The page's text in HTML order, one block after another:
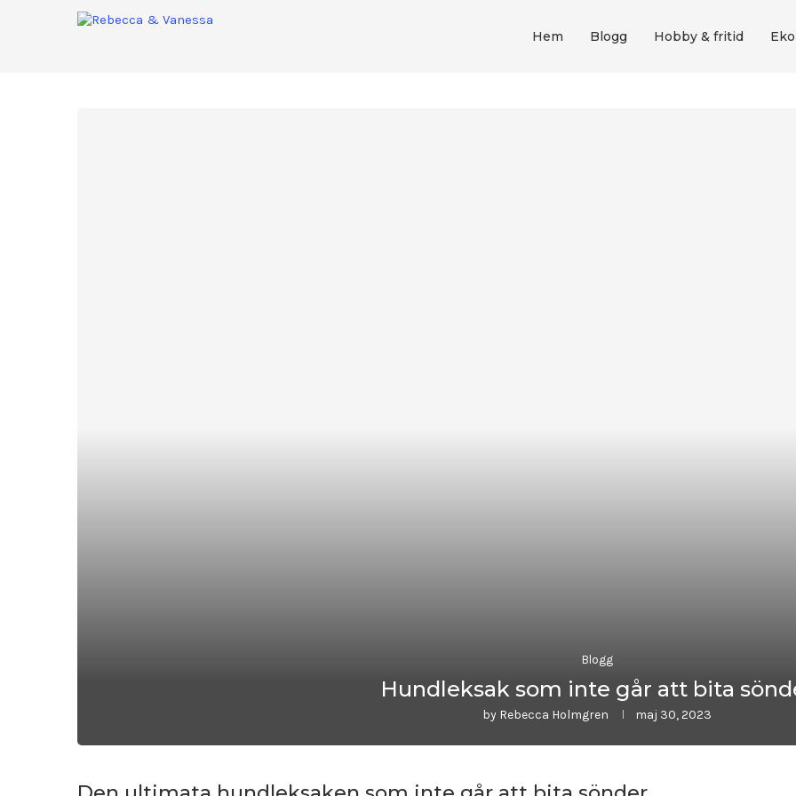
Hem Blogg Hobby & fritid
Blogg
Hundleksak som inte går att bita
by Rebecca Holmgren maj 30, 2023